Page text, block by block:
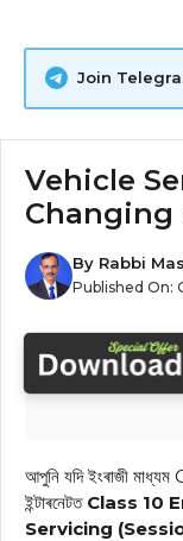
Join
Vehicle
Changing
By Rabbi
Published On:
আপুনি যদি ইংৰাজী
ইন্টাৰনেটত Class 10
Servicing